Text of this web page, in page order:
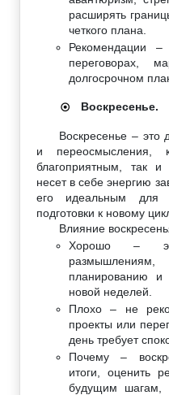
расширять
четкого плана.
Рекомендации –
переговорах,
долгосрочном
☉ Воскресенье.
Воскресенье – это
и переосмысления,
благоприятным, так
несет в себе энергию
его идеальным для
подготовки к новому
Влияние
Хорошо –
планированию и
новой неделей.
Плохо – не
проекты или
день требует
Почему –
итоги, оценить
будущим шагам,